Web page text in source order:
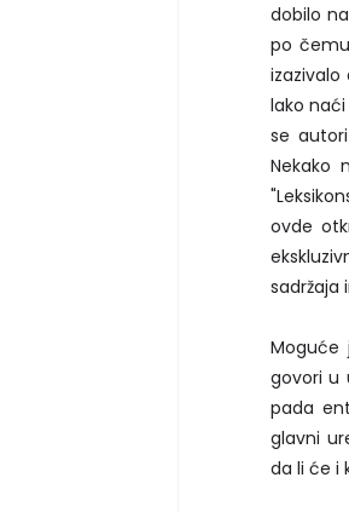
dobilo
po
lako
se
Nekako
ovde
sadržaja
Moguće
govori u
pada
glavni
da li će i